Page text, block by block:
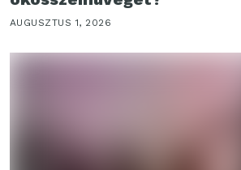
AUGUSZTUS 1, 2026